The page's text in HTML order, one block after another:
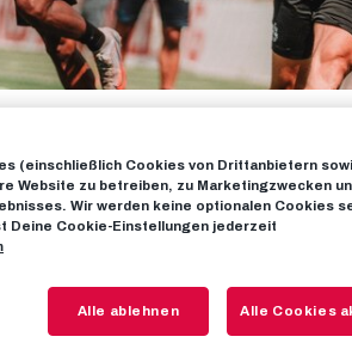
Taxham
(einschließlich Cookies von Drittanbietern
Website zu betreiben, zu Marketingzwecken
Wir werden keine optionalen Cookies
Deine Cookie-Einstellungen jederzeit
Alle ablehnen Alle Cookies